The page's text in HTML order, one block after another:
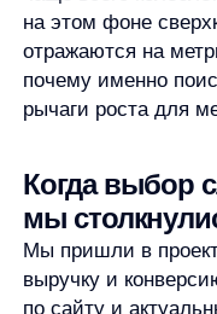
До старта было видно:
не помогает покупателю
«на человеческом" —
и совместимости. На
поджидали длинные
уходили, так и не
Мы взяли курс на
Ускорить ввод
категорию запроса за
релевантные наборы